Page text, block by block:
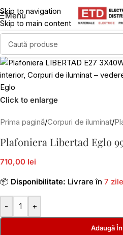
Skip to navigation
Skip to main content
Menu
Click to enlarge
Prima pagină/Corpuri de iluminat/
Plafoniera Libertad Eglo
710,00 lei
📦 Disponibilitate: Livrare în 7
- +
Adaugă